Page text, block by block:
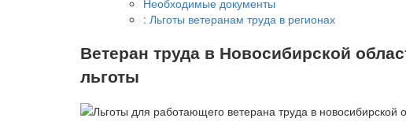
: Льготы ветеранам труда в регионах
Ветеран труда в Новосибирской
льготы